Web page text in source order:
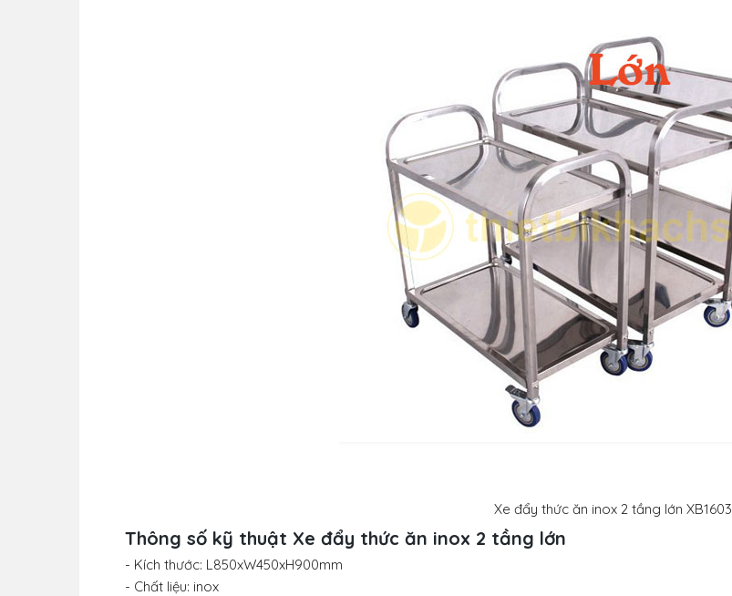
Xe đẩy thức ăn inox 2 tầng lớn XB1603
Thông số kỹ thuật Xe đẩy thức ăn inox 2 tầng lớn
- Kích thước: L850xW450xH900mm
- Chất liệu: inox